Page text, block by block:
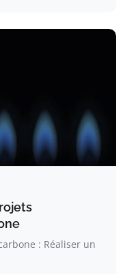
: Réaliser un